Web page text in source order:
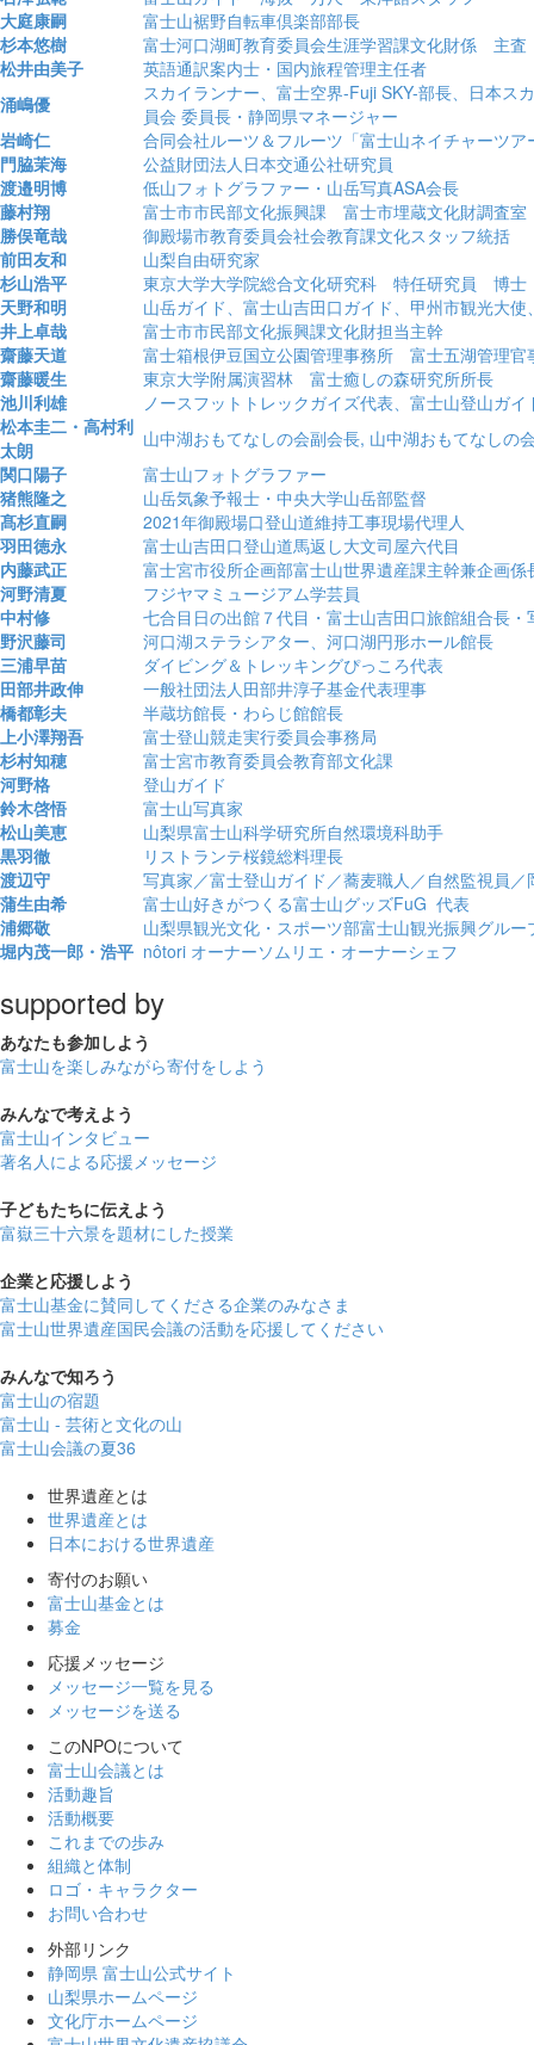
大庭康嗣
富士山裾野自転車倶楽部部長
杉本悠樹
富士河口湖町教育委員会生涯学習課文化財係 主査
松井由美子
英語通訳案内士・国内旅程管理主任者
涌嶋優
スカイランナー、富士空界-Fuji SKY-部長、日本
員会 委員長・静岡県マネージャー
岩崎仁
合同会社ルーツ＆フルーツ「富士山ネイチャーツア
門脇茉海
公益財団法人日本交通公社研究員
渡邉明博
低山フォトグラファー・山岳写真ASA会長
藤村翔
富士市市民部文化振興課 富士市埋蔵文化財調査
勝俣竜哉
御殿場市教育委員会社会教育課文化スタッフ統括
前田友和
山梨自由研究家
杉山浩平
東京大学大学院総合文化研究科 特任研究員 博士
天野和明
山岳ガイド、富士山吉田口ガイド、甲州市観光大
井上卓哉
富士市市民部文化振興課文化財担当主幹
齋藤天道
富士箱根伊豆国立公園管理事務所 富士五湖管理
齋藤暖生
東京大学附属演習林 富士癒しの森研究所所長
池川利雄
ノースフットトレックガイズ代表、富士山登山ガイ
松本圭二・高村利
太朗
山中湖おもてなしの会副会長, 山中湖おもてなしの
関口陽子
富士山フォトグラファー
猪熊隆之
山岳気象予報士・中央大学山岳部監督
髙杉直嗣
2021年御殿場口登山道維持工事現場代理人
羽田徳永
富士山吉田口登山道馬返し大文司屋六代目
内藤武正
富士宮市役所企画部富士山世界遺産課主幹兼企画係
河野清夏
フジヤマミュージアム学芸員
中村修
七合目日の出館７代目・富士山吉田口旅館組合長・
野沢藤司
河口湖ステラシアター、河口湖円形ホール館長
三浦早苗
ダイビング＆トレッキングぴっころ代表
田部井政伸
一般社団法人田部井淳子基金代表理事
橋都彰夫
半蔵坊館長・わらじ館館長
上小澤翔吾
富士登山競走実行委員会事務局
杉村知穂
富士宮市教育委員会教育部文化課
河野格
登山ガイド
鈴木啓悟
富士山写真家
松山美恵
山梨県富士山科学研究所自然環境科助手
黒羽徹
リストランテ桜鏡総料理長
渡辺守
写真家／富士登山ガイド／蕎麦職人／自然監視員
蒲生由希
富士山好きがつくる富士山グッズFuG 代表
浦郷敬
山梨県観光文化・スポーツ部富士山観光振興グル
堀内茂一郎・浩平 nôtori オーナーソムリエ・オーナーシェフ
supported by
あなたも参加しよう
富士山を楽しみながら寄付をしよう
みんなで考えよう
富士山インタビュー
著名人による応援メッセージ
子どもたちに伝えよう
富嶽三十六景を題材にした授業
企業と応援しよう
富士山基金に賛同してくださる企業のみなさま
富士山世界遺産国民会議の活動を応援してください
みんなで知ろう
富士山の宿題
富士山 - 芸術と文化の山
富士山会議の夏36
世界遺産とは
世界遺産とは
日本における世界遺産
寄付のお願い
富士山基金とは
募金
応援メッセージ
メッセージ一覧を見る
メッセージを送る
このNPOについて
富士山会議とは
活動趣旨
活動概要
これまでの歩み
組織と体制
ロゴ・キャラクター
お問い合わせ
外部リンク
静岡県 富士山公式サイト
山梨県ホームページ
文化庁ホームページ